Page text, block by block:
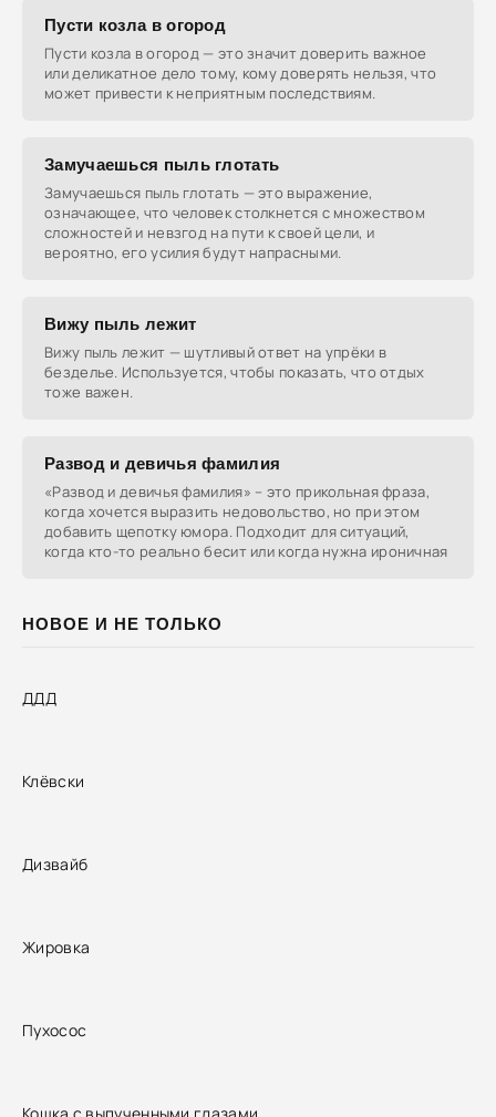
НОВОЕ И НЕ ТОЛЬКО
ДДД
Клёвски
Дизвайб
Жировка
Пухосос
Кошка с выпученными глазами
Пусти козла в огород
Пусти козла в огород — это значит доверить важное
или деликатное дело тому, кому доверять нельзя, что
может привести к неприятным последствиям.
Замучаешься пыль глотать
Замучаешься пыль глотать — это выражение,
означающее, что человек столкнется с множеством
сложностей и невзгод на пути к своей цели, и
вероятно, его усилия будут напрасными.
Вижу пыль лежит
Вижу пыль лежит — шутливый ответ на упрёки в
безделье. Используется, чтобы показать, что отдых
тоже важен.
Развод и девичья фамилия
«Развод и девичья фамилия» – это прикольная фраза,
когда хочется выразить недовольство, но при этом
добавить щепотку юмора. Подходит для ситуаций,
когда кто-то реально бесит или когда нужна ироничная